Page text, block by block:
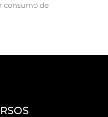
consumo de